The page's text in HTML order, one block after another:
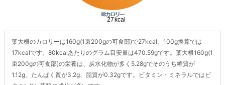
葉大根のカロリーは160g(1束200gの可食部)で27kcal、100g換算では
17kcalです。80kcalあたりのグラム目安量は470.59gです。葉大根160g(1
束200gの可食部)の栄養は、炭水化物が多く5.28gでそのうち糖質が
1.12g、たんぱく質が3.2g、脂質が0.32gです。ビタミン・ミネラルではビ